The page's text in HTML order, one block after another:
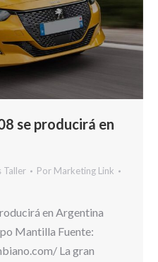
se producirá en
Taller Por Marketing Link
en Argentina
Mantilla Fuente:
La gran